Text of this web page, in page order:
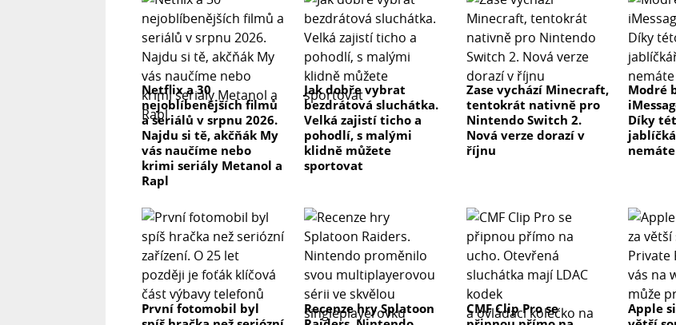
Netflix a 30
nejoblíbenějších filmů
a seriálů v srpnu 2026.
Najdu si tě, akčňák My
vás naučíme nebo
krimi seriály Metanol a
Rapl
Jak dobře vybrat
bezdrátová sluchátka.
Velká zajistí ticho a
pohodlí, s malými
klidně můžete
sportovat
Zase vychází Minecraft,
tentokrát nativně pro
Nintendo Switch 2.
Nová verze dorazí v
říjnu
Modré
Díky
První fotomobil byl
Recenze hry Splatoon
CMF Clip Pro se
Apple